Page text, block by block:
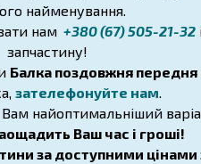
найменування.
нам +380 (67) 505-21-32
запчастину!
Балка поздовжня передня
зателефонуйте нам.
найоптимальніший
Ваш час і гроші!
за доступними